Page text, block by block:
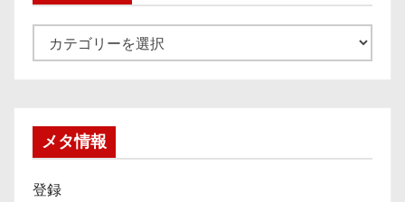
テ
メタ情報
登録